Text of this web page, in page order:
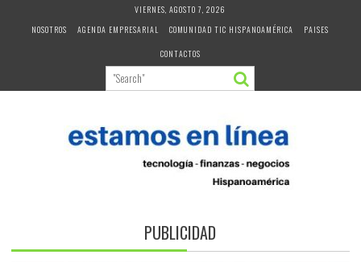
VIERNES, AGOSTO 7, 2026
NOSOTROS
AGENDA EMPRESARIAL COMUNIDAD TIC HISPANOAMÉRICA
PAISES
CONTACTOS
PUBLICIDAD